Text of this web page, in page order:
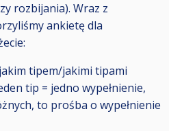
rozbijania). Wraz z
ankietę dla
tipem/jakimi tipami
tip = jedno wypełnienie,
to prośba o wypełnienie